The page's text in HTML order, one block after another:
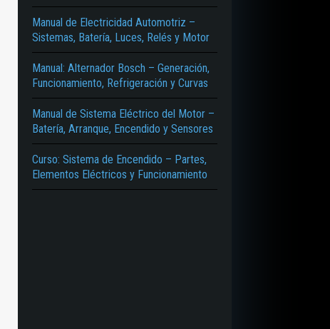
Manual de Electricidad Automotriz –
Sistemas, Batería, Luces, Relés y Motor
Manual: Alternador Bosch – Generación,
Funcionamiento, Refrigeración y Curvas
Manual de Sistema Eléctrico del Motor –
Batería, Arranque, Encendido y Sensores
Curso: Sistema de Encendido – Partes,
Elementos Eléctricos y Funcionamiento